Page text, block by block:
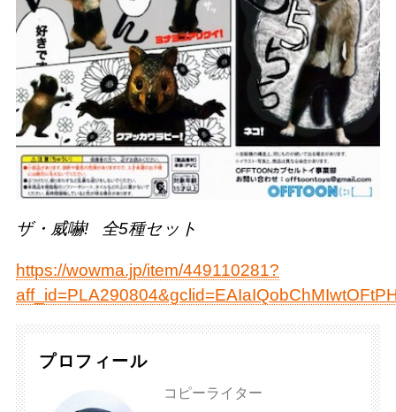
ザ・威嚇! 全5種セット
https://wowma.jp/item/449110281?
プロフィール
コピーライター